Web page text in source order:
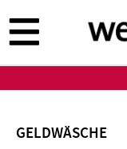
zum
Inhalt
GELDWÄSCHE